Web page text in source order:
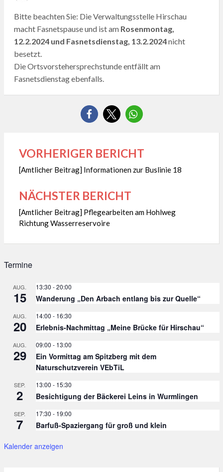
Bitte beachten Sie: Die Verwaltungsstelle Hirschau
macht Fasnetspause und ist am Rosenmontag,
12.2.2024 und Fasnetsdienstag, 13.2.2024nicht
besetzt.
Die Ortsvorstehersprechstunde entfällt am
Fasnetsdienstag ebenfalls.
Beitragsnavigation
VORHERIGER BERICHT
[Amtlicher Beitrag] Informationen zur Buslinie 18
NÄCHSTER BERICHT
[Amtlicher Beitrag] Pflegearbeiten am Hohlweg
Richtung Wasserreservoire
Termine
AUG.
15
13:30 -20:00
Wanderung „Den Arbach entlang bis zur Quelle“
AUG.
20
14:00 - 16:30
Erlebnis-Nachmittag „Meine Brücke für Hirschau“
AUG.
29
09:00 - 13:00
Ein Vormittag am Spitzberg mit dem
Naturschutzverein VEbTiL
SEP.
2
13:00 - 15:30
Besichtigung der Bäckerei Leins in Wurmlingen
SEP.
7
17:30 - 19:00
Barfuß-Spaziergang für groß und klein
Kalender anzeigen